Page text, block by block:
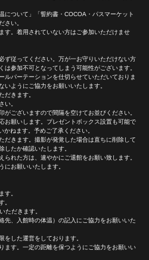
について」「誓約書・COCOA・パスマーケット
さい。
す。着用されていない方はご参加いただけませ
ず従ってください。万が一お守りいただけない方
参加不可となってしまう可能性がございます。
パーテーションを仕切らせていただいておりま
ようにご協力をお願いいたします。
だきます。
い。
ございますので間隔を空けてお並びください。
お願いします。プレゼントボックス設置も可能で
ねます。予めご了承ください。
きます。撮影が発覚した場合は直ちに削除して
したか確認いたします。
れた方は、速やかにご退館をお願い致します。
にお願いいたします。
す。
。
ただきます。
先、入館時の体温）の記入にご協力をお願いいた
した運営をしております。
ます。一定の距離を保つようにご協力をお願いい